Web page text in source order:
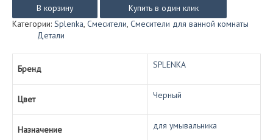
SPLENKA
S31.10
для
умывальника
(чёрный)
В корзину
Купить в один клик
Категории: Splenka, Смесители, Смесители для ванной комнаты
Детали
Бренд SPLENKA
Цвет Черный
Назначение для умывальника